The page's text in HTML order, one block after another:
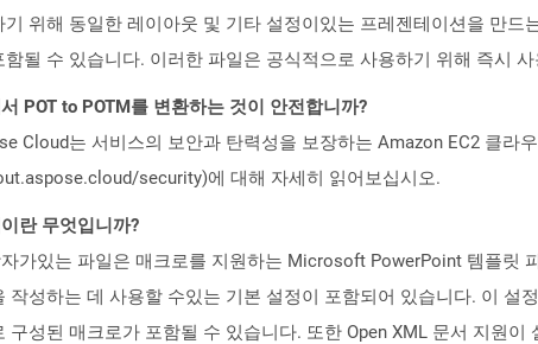
기 위해 동일한 레이아웃 및 기타 설정이있는 프레젠테이션을 만
함될 수 있습니다. 이러한 파일은 공식적으로 사용하기 위해 즉시
POT to POTM를 변환하는 것이 안전합니까?
Cloud는 서비스의 보안과 탄력성을 보장하는 Amazon EC2 클라
security)에 대해 자세히 읽어보십시오.
란 무엇입니까?
가있는 파일은 매크로를 지원하는 Microsoft PowerPoint 템플릿
작성하는 데 사용할 수있는 기본 설정이 포함되어 있습니다. 이 설
구성된 매크로가 포함될 수 있습니다. 또한 Open XML 문서 지원